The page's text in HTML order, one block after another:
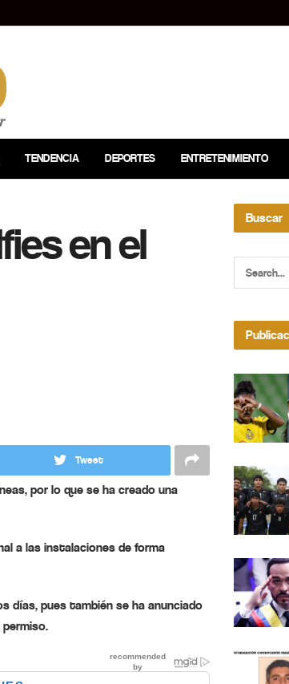
TENDENCIA DEPORTES ENTRETENIMIENTO
en el
Tweet
por lo que se ha creado una
a las instalaciones de forma
días, pues también se ha anunciado
Buscar